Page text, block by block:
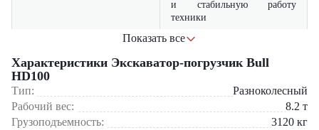
и стабильную работу
техники
Производительность
мощный двигатель и
эффективная гидравлическая
система позволяют
точно
совмещает функции
Показать все
Характеристики Экскаватор-погрузчик Bull
HD100
Тип:
Разноколесный
Рабочий вес:
8.2 т
Грузоподъемность:
3120 кг